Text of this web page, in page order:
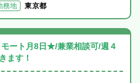
務地 東京都
モート月8日★/兼業相談可/週４
ます！